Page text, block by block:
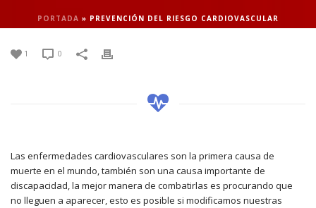
PORTADA » PREVENCIÓN DEL RIESGO CARDIOVASCULAR
1 0
Las enfermedades cardiovasculares son la primera causa de
muerte en el mundo, también son una causa importante de
discapacidad, la mejor manera de combatirlas es procurando que
no lleguen a aparecer, esto es posible si modificamos nuestras